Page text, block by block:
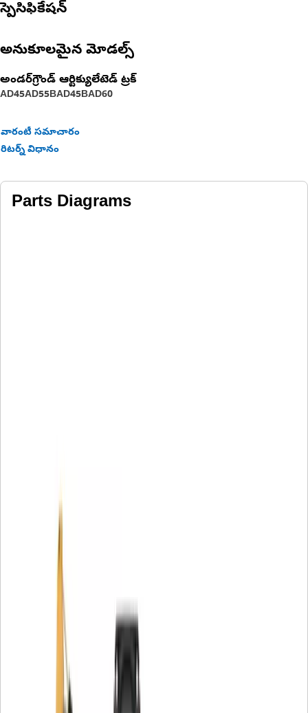
స్పెసిఫికేషన్
అనుకూలమైన మోడల్స్
అండర్‌గ్రౌండ్ ఆర్టిక్యులేటెడ్ ట్రక్
AD45AD55BAD45BAD60
వారంటీ సమాచారం
రిటర్న్ విధానం
Parts Diagrams